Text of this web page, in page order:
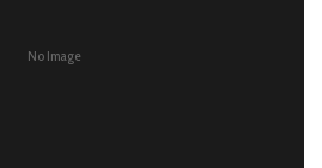
No Image